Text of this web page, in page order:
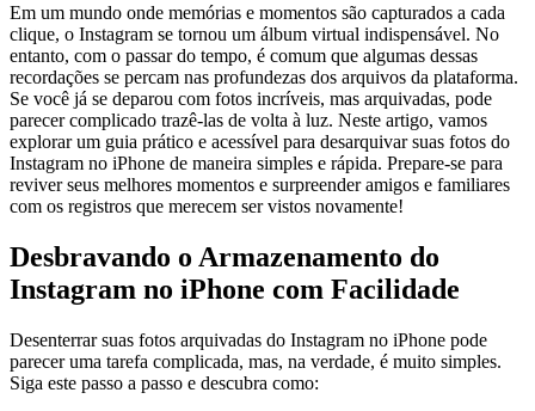
Em um mundo onde memórias e momentos são capturados a cada
clique, o Instagram se tornou um álbum virtual indispensável. No‌
entanto, com o ​passar do tempo, ⁢é comum que algumas dessas
recordações se ⁤percam nas profundezas dos arquivos⁤ da plataforma.
Se você já se deparou com fotos incríveis, mas arquivadas, pode
parecer complicado trazê-las ‍de volta à luz. Neste artigo, ‍vamos
explorar um guia prático e acessível para desarquivar suas fotos do
Instagram no ‍iPhone de maneira simples e rápida. Prepare-se para
reviver seus melhores momentos e surpreender amigos e familiares
com os⁢ registros que merecem ser vistos novamente!
Desbravando⁤ o⁤ Armazenamento do
Instagram no iPhone ‌com Facilidade
Desenterrar suas fotos‌ arquivadas do Instagram ⁤no iPhone pode
parecer uma tarefa complicada, mas, na ‍verdade, é muito simples.
Siga ⁢este passo a passo e descubra como: